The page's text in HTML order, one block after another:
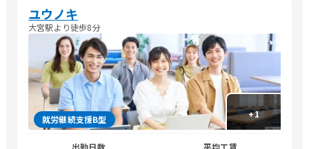
ユウノキ
大宮駅より徒歩8分
+1
就労継続支援B型
出勤日数
平均工賃